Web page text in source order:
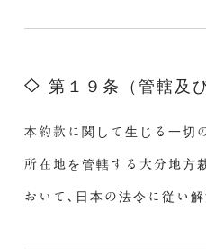
第１９条（管轄及
本約款に関して生じる一切
所在地を管轄する大分地方
おいて､日本の法令に従い